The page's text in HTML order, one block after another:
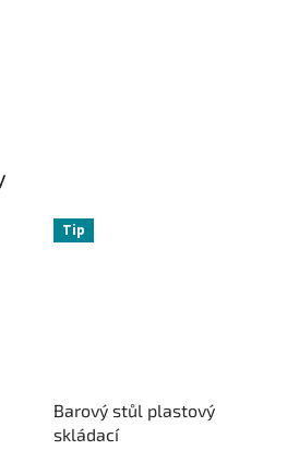
Tip
Barový stůl plastový
skládací